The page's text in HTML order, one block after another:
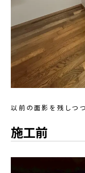
以前の面影を残しつ
施工前